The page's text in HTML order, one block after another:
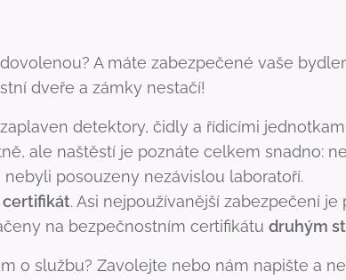
A máte zabezpečené vaše
dveře a zámky nestačí!
detektory, čidly a řídicími
ale naštěstí je poznáte celkem snadno:
nebyli posouzeny nezávislou laboratoří.
certifikát. Asi nejpoužívanější zabezpečení
na bezpečnostním certifikátu druhým
o službu? Zavolejte nebo nám napište a